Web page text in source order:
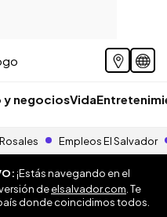
y negociosVida
Empleos El Salvador
¡Estás navegando en el
deelsalvador.com . Te
donde coincidimos todos.